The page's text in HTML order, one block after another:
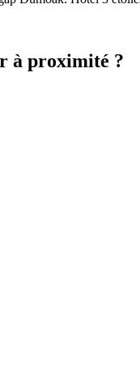
à proximité ?